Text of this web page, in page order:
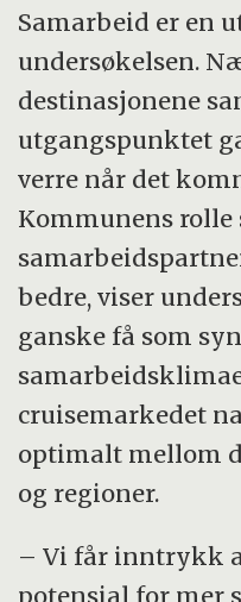
Samarbeid er en
undersøkelsen.
destinasjonene
utgangspunktet
verre når det
Kommunens
bedre, viser
ganske få som
cruisemarkedet
optimalt mellom
og regioner.
– Vi får inntrykk
potensial for mer